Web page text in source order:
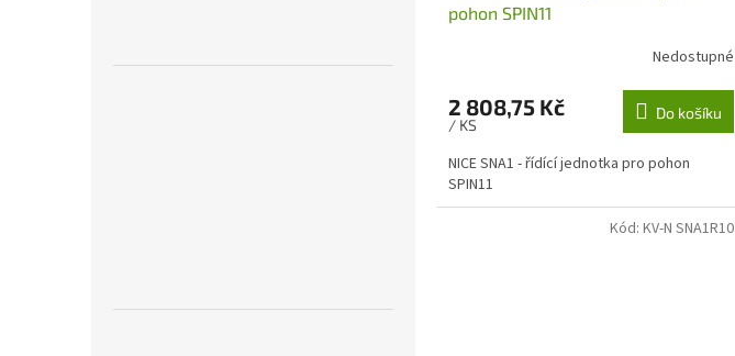
pohon SPIN11
Nedostupné
2 808,75 Kč
/ KS
Do košíku
NICE SNA1 - řídící jednotka pro pohon
SPIN11
Kód: KV-N SNA1R10